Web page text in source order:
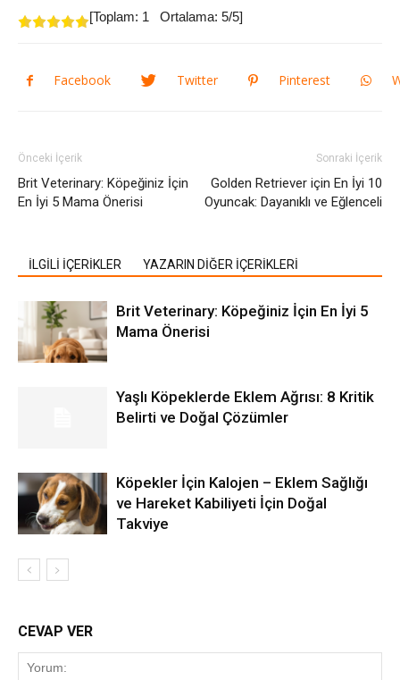
[Toplam: 1 Ortalama: 5/5]
Facebook Twitter Pinterest
Önceki İçerik
Brit Veterinary: Köpeğiniz İçin
En İyi 5 Mama Önerisi
Sonraki İçerik
Golden Retriever için En İyi 10
Oyuncak: Dayanıklı ve Eğlenceli
İLGİLİ İÇERİKLER YAZARIN DİĞER İÇERİKLERİ
Brit Veterinary: Köpeğiniz İçin En İyi 5
Mama Önerisi
Yaşlı Köpeklerde Eklem Ağrısı: 8 Kritik
Belirti ve Doğal Çözümler
Köpekler İçin Kalojen – Eklem Sağlığı
ve Hareket Kabiliyeti İçin Doğal
Takviye
CEVAP VER